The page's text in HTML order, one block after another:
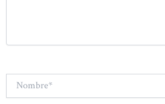
Nombre*